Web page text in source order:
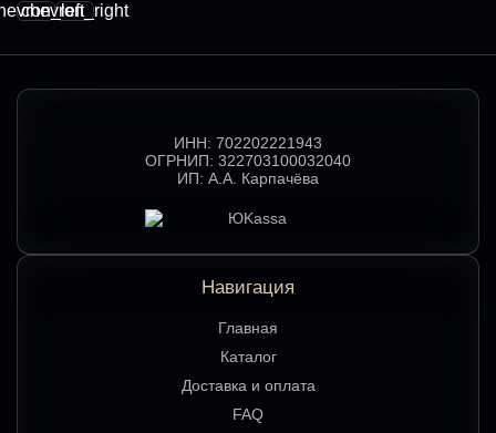
chevron_right
ИНН: 702202221943
ОГРНИП: 322703100032040
ИП: А.А. Карпачёва
Навигация
Главная
Каталог
Доставка и оплата
FAQ